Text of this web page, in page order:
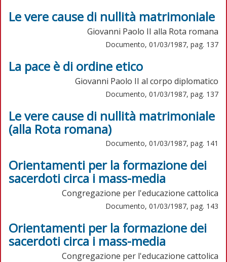
Le vere cause di nullità matrimoniale
Giovanni Paolo II alla Rota romana
Documento, 01/03/1987, pag. 137
La pace è di ordine etico
Giovanni Paolo II al corpo diplomatico
Documento, 01/03/1987, pag. 137
Le vere cause di nullità matrimoniale
(alla Rota romana)
Documento, 01/03/1987, pag. 141
Orientamenti per la formazione dei
sacerdoti circa i mass-media
Congregazione per l'educazione cattolica
Documento, 01/03/1987, pag. 143
Orientamenti per la formazione dei
sacerdoti circa i mass-media
Congregazione per l'educazione cattolica